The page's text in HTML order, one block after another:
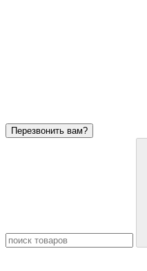
Перезвонить вам?